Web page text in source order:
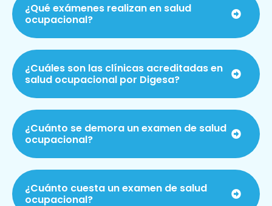
¿Qué exámenes realizan en salud
ocupacional?
¿Cuáles son las clínicas acreditadas en
salud ocupacional por Digesa?
¿Cuánto se demora un examen de salud
ocupacional?
¿Cuánto cuesta un examen de salud
ocupacional?